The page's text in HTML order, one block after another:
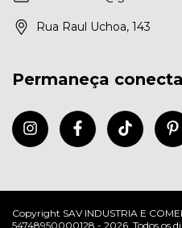
Rua Raul Uchoa, 143
Permaneça
Copyright SAV INDUSTRIA E
54748950000128 - 2026. Todos os